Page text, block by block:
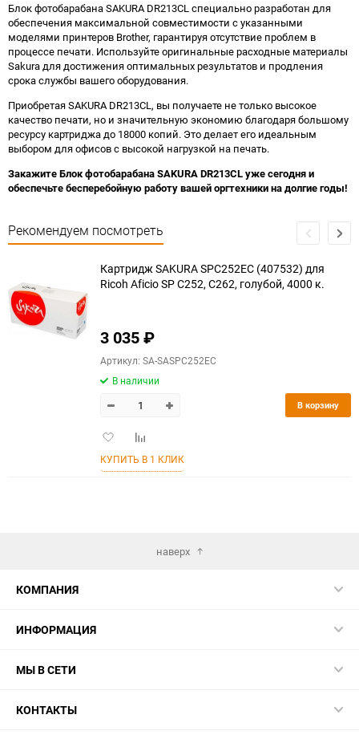
Блок фотобарабана SAKURA DR213CL специально разработан для
обеспечения максимальной совместимости с указанными
моделями принтеров Brother, гарантируя отсутствие проблем в
процессе печати. Используйте оригинальные расходные материалы
Sakura для достижения оптимальных результатов и продления
срока службы вашего оборудования.
Приобретая SAKURA DR213CL, вы получаете не только высокое
качество печати, но и значительную экономию благодаря большому
ресурсу картриджа до 18000 копий. Это делает его идеальным
выбором для офисов с высокой нагрузкой на печать.
Закажите Блок фотобарабана SAKURA DR213CL уже сегодня и
обеспечьте бесперебойную работу вашей оргтехники на долгие годы!
Рекомендуем посмотреть
Картридж SAKURA SPC252EC (407532) для
Ricoh Aficio SP C252, C262, голубой, 4000 к.
3 035₽
Артикул: SA-SASPC252EC
В наличии
Добавить
избранное
Добавить
сравнению
В корзину
КУПИТЬ В 1 КЛИК
наверх
КОМПАНИЯ
ИНФОРМАЦИЯ
МЫ В СЕТИ
КОНТАКТЫ